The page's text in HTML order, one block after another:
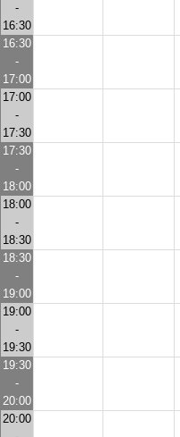
-
16:30
16:30
-
17:00
17:00
-
17:30
17:30
-
18:00
18:00
-
18:30
18:30
-
19:00
19:00
-
19:30
19:30
-
20:00
20:00